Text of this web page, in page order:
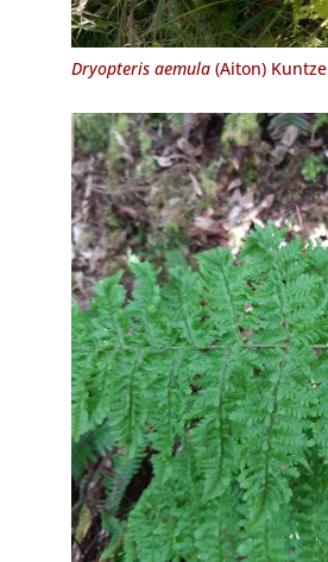
Dryopteris aemula(Aiton) Kuntze